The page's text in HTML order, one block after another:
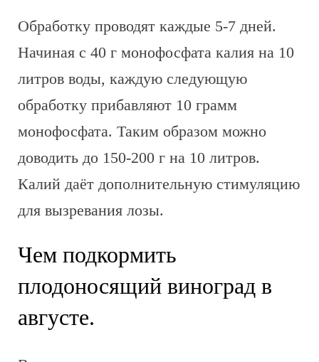
Обработку проводят каждые 5-7 дней.
Начиная с 40 г монофосфата калия на 10
литров воды, каждую следующую
обработку прибавляют 10 грамм
монофосфата. Таким образом можно
доводить до 150-200 г на 10 литров.
Калий даёт дополнительную стимуляцию
для вызревания лозы.
Чем подкормить
плодоносящий виноград в
августе.